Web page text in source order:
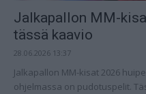
Jalkapallon MM-
tässä kaavio
28.06.2026 13:37
Jalkapallon MM-kisat 2026
ohjelmassa on pudotuspelit.